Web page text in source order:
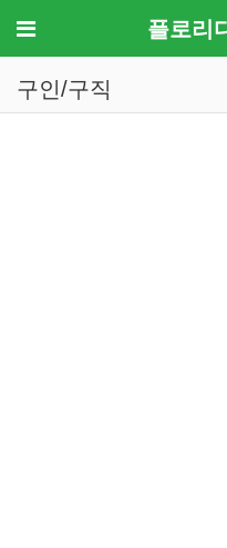
메뉴 플로리
구인/구직